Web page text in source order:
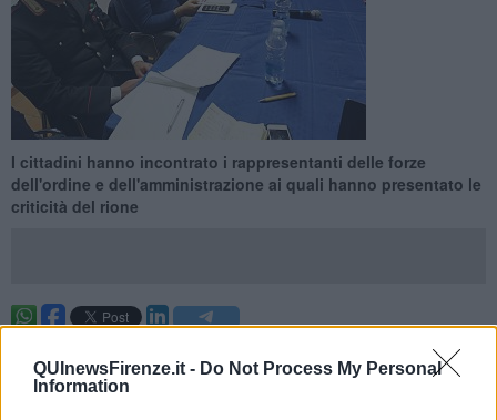
QUInewsFirenze.it - Do Not Process My Personal
Information
I cittadini hanno incontrato i rappresentanti delle forze
dell'ordine e dell'amministrazione ai quali hanno presentato le
criticità del rione
I cittadini riuniti presso il Circolo Pescetti dal Comitato
Cittadini Attivi San Jacopino, hanno avuto modo di confrontarsi con
amministratori e tutori dell'ordine pubblico. I residenti e